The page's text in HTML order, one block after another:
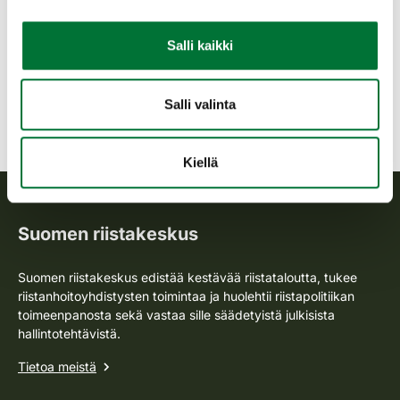
Salli kaikki
Salli valinta
Kiellä
Havaintojen kirjaaminen Oma riista -maastosovelluksella
(riistainfo.fi)
Lintuatlaskartoitus (lintuatlas.fi)
Suomen riistakeskus
Suomen riistakeskus edistää kestävää riistataloutta, tukee
riistanhoitoyhdistysten toimintaa ja huolehtii riistapolitiikan
toimeenpanosta sekä vastaa sille säädetyistä julkisista
hallintotehtävistä.
Tietoa meistä